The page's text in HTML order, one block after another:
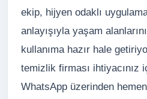
ekip, hijyen odaklı
anlayışıyla yaşam
kullanıma hazır hale
temizlik firması ihtiyacınız
WhatsApp üzerinden